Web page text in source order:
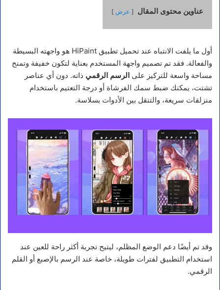
عناوين محتوى المقال عرض
أول ما يلفت الانتباه عند تحميل تطبيق HiPaint هو واجهته البسيطة
والفعالة. فقد تم تصميم واجهة المستخدم بعناية لتكون خفيفة وتمنح
مساحة واسعة للتركيز على الرسم الرقمي ذاته. دون أي عناصر
تشتت، يمكنك ضبط سمك الفرشاة أو درجة التعتيم باستخدام
منزلقات سريعة، والتنقل بين الأدوات بسلاسة.
وقد تم أيضًا دعم الوضع المظلم، ليتيح تجربة أكثر راحة للعين عند
استخدام التطبيق لفترات طويلة، خاصة عند الرسم بالإصبع أو القلم
الرقمي.